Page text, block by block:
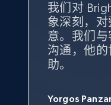
我们对
象深刻，
意。我们
沟通，他
助。
Yorgos